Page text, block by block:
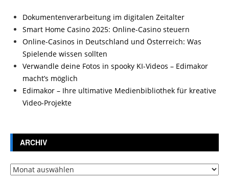
Dokumentenverarbeitung im digitalen Zeitalter
Smart Home Casino 2025: Online-Casino steuern
Online-Casinos in Deutschland und Österreich: Was
Spielende wissen sollten
Verwandle deine Fotos in spooky KI-Videos – Edimakor
macht’s möglich
Edimakor – Ihre ultimative Medienbibliothek für kreative
Video-Projekte
ARCHIV
Archiv